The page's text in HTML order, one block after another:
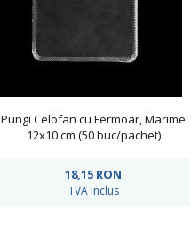
Pungi Celofan cu Fermoar, Marime
12x10 cm (50 buc/pachet)
18,15 RON
TVA Inclus